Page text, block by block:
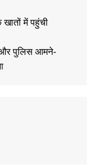
खातों में पहुंची
और पुलिस आमने-